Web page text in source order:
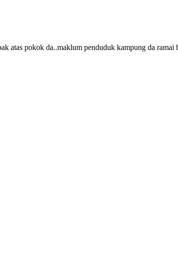
atas pokok da..maklum penduduk kampung da ramai